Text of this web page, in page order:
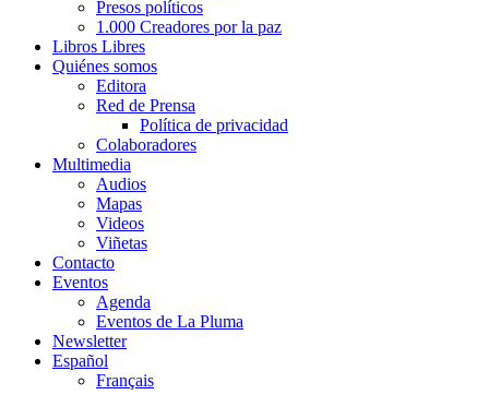
Presos políticos
1.000 Creadores por la paz
Libros Libres
Quiénes somos
Editora
Red de Prensa
Política de privacidad
Colaboradores
Multimedia
Audios
Mapas
Videos
Viñetas
Contacto
Eventos
Agenda
Eventos de La Pluma
Newsletter
Español
Français